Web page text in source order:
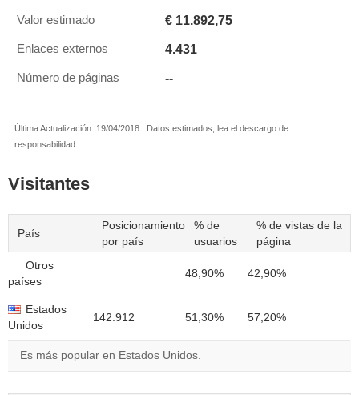
Valor estimado € 11.892,75
Enlaces externos 4.431
Número de páginas --
Última Actualización: 19/04/2018 . Datos estimados, lea el descargo de
responsabilidad.
Visitantes
País
Posicionamiento
por país
% de
usuarios
% de vistas de la
página
Otros
países
48,90% 42,90%
Estados
Unidos
142.912 51,30% 57,20%
Es más popular en Estados Unidos.